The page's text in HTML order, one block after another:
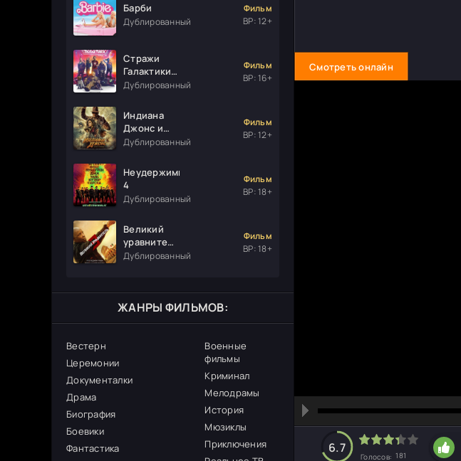
Барби
Дублированный
Фильм
ВР: 12+
Стражи
Галактики.
Часть 3
Дублированный
Фильм
ВР: 16+
Индиана
Джонс и
колесо
Дублированный
Фильм
ВР: 12+
Неудержимые
4
Дублированный
Фильм
ВР: 18+
Великий
уравнитель
3
Дублированный
Фильм
ВР: 18+
ЖАНРЫ ФИЛЬМОВ:
Вестерн
Церемонии
Документалки
Драма
Биография
Боевики
Фантастика
Военные
фильмы
Криминал
Мелодрамы
История
Мюзиклы
Приключения
Смотреть онлайн
6.7
Голосов: 181